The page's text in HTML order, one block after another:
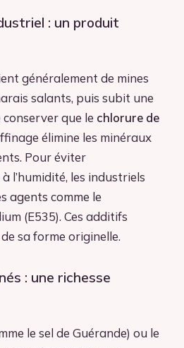
: un produit
généralement de mines
salants, puis subit une
que le chlorure de
élimine les minéraux
Pour éviter
l’humidité, les industriels
agents comme le
(E535). Ces additifs
sa forme originelle.
: une richesse
le sel de Guérande) ou le